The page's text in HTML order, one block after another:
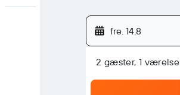
fre. 14.8
2 gæster, 1 værelse